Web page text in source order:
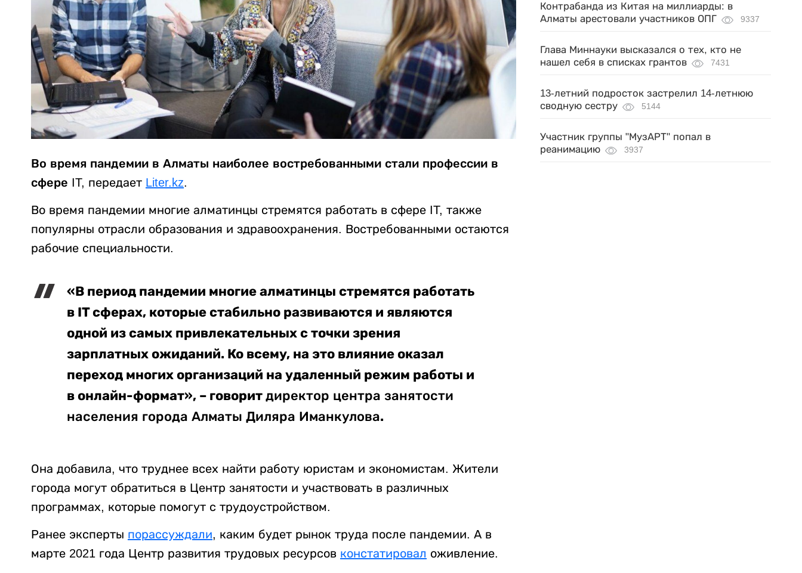
Во время пандемии в Алматы наиболее востребованными стали профессии в
сфере IT, передает Liter.kz.
Во время пандемии многие алматинцы стремятся работать в сфере IT, также
популярны отрасли образования и здравоохранения. Востребованными остаются
рабочие специальности.
«В период пандемии многие алматинцы стремятся работать
в IT сферах, которые стабильно развиваются и являются
одной из самых привлекательных с точки зрения
зарплатных ожиданий. Ко всему, на это влияние оказал
переход многих организаций на удаленный режим работы и
в онлайн-формат», – говорит директор центра занятости
населения города Алматы Диляра Иманкулова.
Она добавила, что труднее всех найти работу юристам и экономистам. Жители
города могут обратиться в Центр занятости и участвовать в различных
программах, которые помогут с трудоустройством.
Ранее эксперты порассуждали, каким будет рынок труда после пандемии. А в
марте 2021 года Центр развития трудовых ресурсов констатировал оживление.
Контрабанда из Китая на миллиарды: в
Алматы арестовали участников ОПГ
9337
Глава Миннауки высказался о тех, кто не
нашел себя в списках грантов
7431
13-летний подросток застрелил 14-летнюю
сводную сестру
5144
Участник группы "МузАРТ" попал в
реанимацию
3937